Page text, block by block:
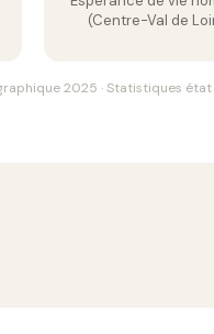
(Centre-Val de
2025 · Statistiques